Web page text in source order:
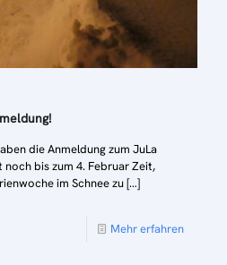
die Anmeldung zum JuLa
bis zum 4. Februar Zeit,
im Schnee zu[…]
Mehr erfahren